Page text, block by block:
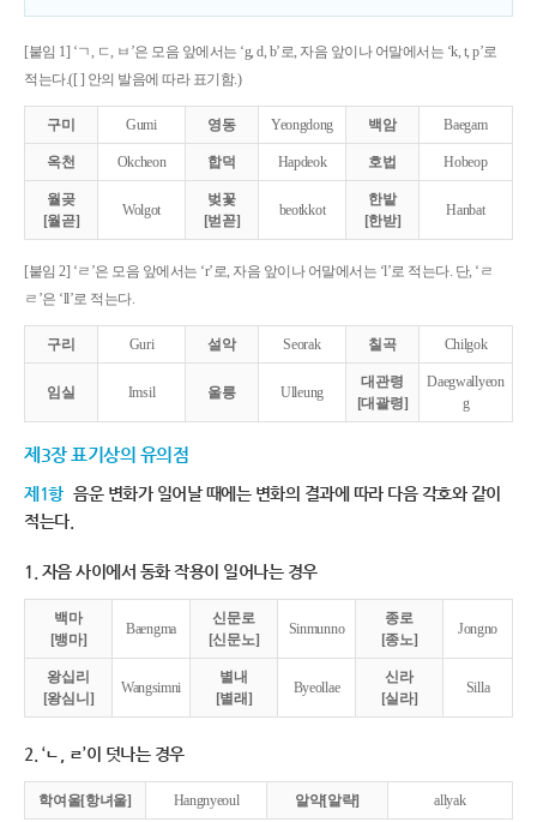
[붙임 1] ‘ㄱ, ㄷ, ㅂ’은 모음 앞에서는 ‘g, d, b’로, 자음 앞이나 어말에서는 ‘k, t, p’로
적는다.([ ] 안의 발음에 따라 표기함.)
구미 Gumi 영동 Yeongdong 백암 Baegam
옥천 Okcheon 합덕 Hapdeok 호법 Hobeop
월곶
[월곧]
Wolgot
벚꽃
[벋꼳]
beotkkot
한밭
[한받]
Hanbat
[붙임 2] ‘ㄹ’은 모음 앞에서는 ‘r’로, 자음 앞이나 어말에서는 ‘l’로 적는다. 단, ‘ㄹ
ㄹ’은 ‘ll’로 적는다.
구리 Guri 설악 Seorak 칠곡 Chilgok
임실 Imsil 울릉 Ulleung
대관령
[대괄령]
Daegwallyeon
g
제3장 표기상의 유의점
제1항 음운 변화가 일어날 때에는 변화의 결과에 따라 다음 각호와 같이
적는다.
1. 자음 사이에서 동화 작용이 일어나는 경우
백마
[뱅마]
Baengma
신문로
[신문노]
Sinmunno
종로
[종노]
Jongno
왕십리
[왕심니]
Wangsimni
별내
[별래]
Byeollae
신라
[실라]
Silla
2. ‘ㄴ, ㄹ’이 덧나는 경우
학여울[항녀울] Hangnyeoul 알약[알략] allyak